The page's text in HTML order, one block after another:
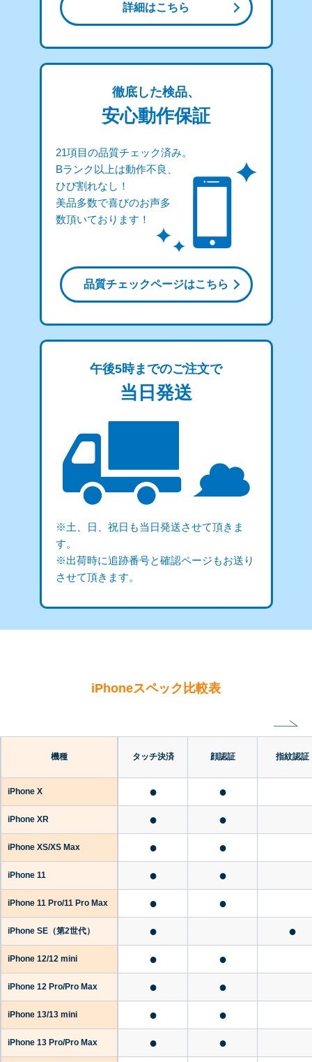
詳細はこちら
徹底した検品、
安心動作保証
21項目の品質チェック済み。
Bランク以上は動作不良、
ひび割れなし！
美品多数で喜びのお声多
数頂いております！
品質チェックページはこちら
午後5時までのご注文で
当日発送
※土、日、祝日も当日発送させて頂きま
す。
※出荷時に追跡番号と確認ページもお送り
させて頂きます。
iPhoneスペック比較表
機種 タッチ決済 顔認証 指紋認証
iPhone X ● ●
iPhone XR ● ●
iPhone XS/XS Max ● ●
iPhone 11 ● ●
iPhone 11 Pro/11 Pro Max ● ●
iPhone SE （第2世代） ● ●
iPhone 12/12 mini ● ●
iPhone 12 Pro/Pro Max ● ●
iPhone 13/13 mini ● ●
iPhone 13 Pro/Pro Max ● ●